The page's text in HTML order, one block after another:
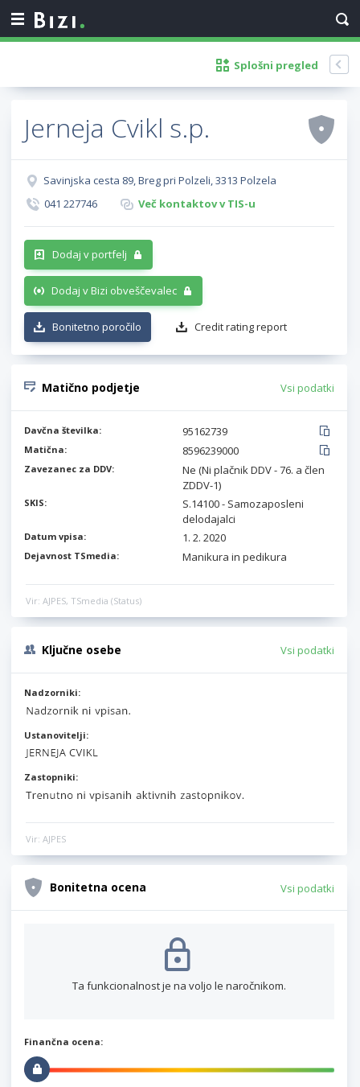
Splošni pregled
Jerneja Cvikl s.p.
Savinjska cesta 89, Breg pri Polzeli, 3313 Polzela
041 227746
Več kontaktov v TIS-u
Dodaj v portfelj
Dodaj v Bizi obveščevalec
Bonitetno poročilo Credit rating report
Matično podjetje Vsi podatki
Davčna številka: 95162739
Matična: 8596239000
Zavezanec za DDV:
Ne (Ni plačnik DDV - 76. a člen
ZDDV-1)
SKIS:
S.14100 - Samozaposleni
delodajalci
Datum vpisa: 1. 2. 2020
Dejavnost TSmedia: Manikura in pedikura
Vir: AJPES, TSmedia (Status)
Ključne osebe Vsi podatki
Nadzorniki:
Ustanovitelji:
Zastopniki:
Vir: AJPES
Bonitetna ocena Vsi podatki
Ta funkcionalnost je na voljo le naročnikom.
Finančna ocena: